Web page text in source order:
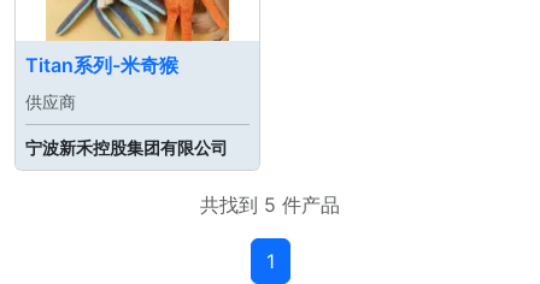
Titan系列-米奇猴
供应商
宁波新禾控股集团有限公司
共找到 5 件产品
1